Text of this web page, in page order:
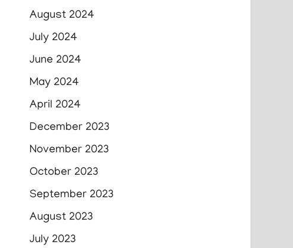
August 2024
July 2024
June 2024
May 2024
April 2024
December 2023
November 2023
October 2023
September 2023
August 2023
July 2023